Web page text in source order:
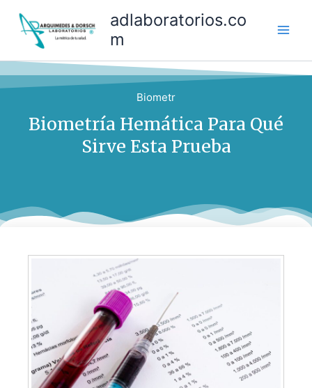
contenido
adlaboratorios.co
m
Biometr
Biometría Hemática Para Qué
Sirve Esta Prueba